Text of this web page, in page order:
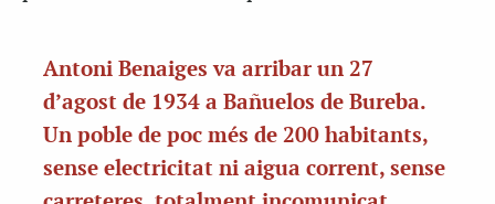
Antoni Benaiges va arribar un 27
d’agost de 1934 a Bañuelos de Bureba.
Un poble de poc més de 200 habitants,
sense electricitat ni aigua corrent, sense